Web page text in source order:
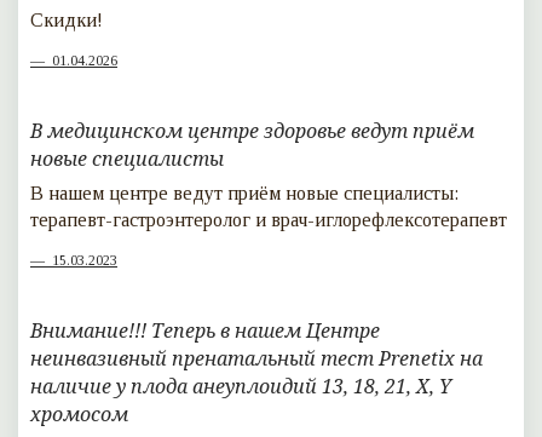
Скидки!
01.04.2026
В медицинском центре здоровье ведут приём
новые специалисты
В нашем центре ведут приём новые специалисты:
терапевт-гастроэнтеролог и врач-иглорефлексотерапевт
15.03.2023
Внимание!!! Теперь в нашем Центре
неинвазивный пренатальный тест Prenetix на
наличие у плода анеуплоидий 13, 18, 21, X, Y
хромосом